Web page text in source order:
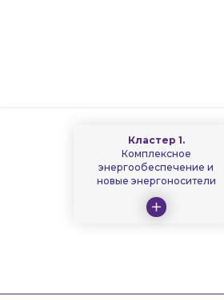
Кластер 1.
Комплексное
энергообеспечение и
новые энергоносители